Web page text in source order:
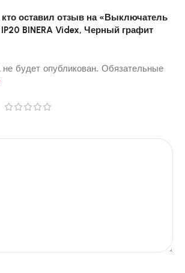
оставил отзыв на «Выключатель
BINERA Videx, Черный графит
будет опубликован. Обязательные